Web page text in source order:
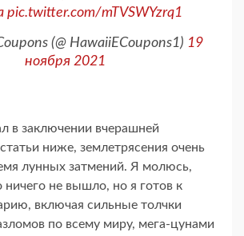
pic.twitter.com/mTVSWYzrq1
(@ HawaiiECoupons1) 19
ноября 2021
в заключении вчерашней
ниже, землетрясения очень
лунных затмений. Я молюсь,
ничего не вышло, но я готов к
включая сильные толчки
по всему миру, мега-цунами